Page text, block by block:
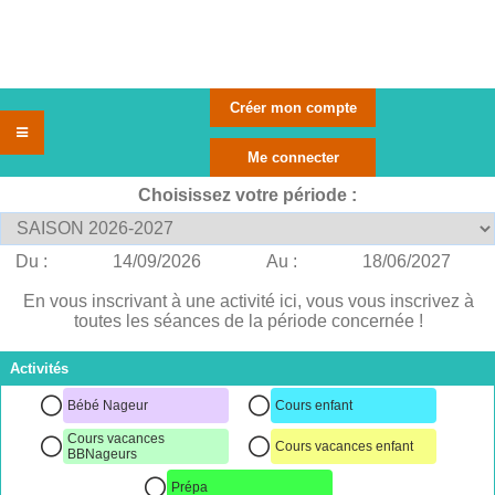
Choisissez votre période :
Du : 14/09/2026 Au : 18/06/2027
En vous inscrivant à une activité ici, vous vous inscrivez à
toutes les séances de la période concernée !
Activités
Bébé Nageur Cours enfant
Cours vacances
BBNageurs
Cours vacances enfant
Prépa